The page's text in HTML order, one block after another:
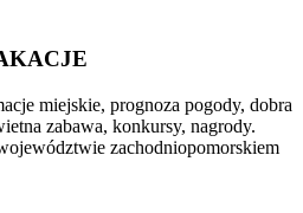
miejskie, prognoza pogody, dobra
zabawa, konkursy, nagrody.
zachodniopomorskiem